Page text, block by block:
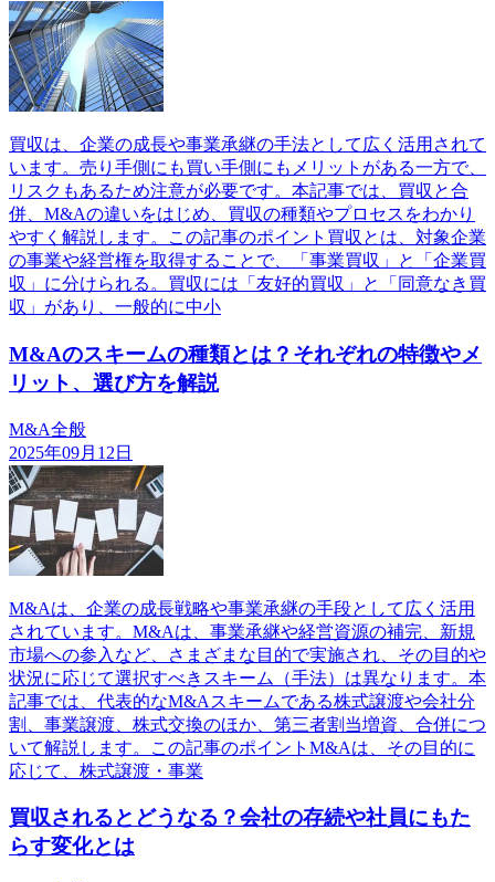
買収は、企業の成長や事業承継の手法として広く活用されて
います。売り手側にも買い手側にもメリットがある一方で、
リスクもあるため注意が必要です。本記事では、買収と合
併、M&Aの違いをはじめ、買収の種類やプロセスをわかり
やすく解説します。この記事のポイント買収とは、対象企業
の事業や経営権を取得することで、「事業買収」と「企業買
収」に分けられる。買収には「友好的買収」と「同意なき買
収」があり、一般的に中小
M&Aのスキームの種類とは？それぞれの特徴やメ
リット、選び方を解説
M&A全般
2025年09月12日
M&Aは、企業の成長戦略や事業承継の手段として広く活用
されています。M&Aは、事業承継や経営資源の補完、新規
市場への参入など、さまざまな目的で実施され、その目的や
状況に応じて選択すべきスキーム（手法）は異なります。本
記事では、代表的なM&Aスキームである株式譲渡や会社分
割、事業譲渡、株式交換のほか、第三者割当増資、合併につ
いて解説します。この記事のポイントM&Aは、その目的に
応じて、株式譲渡・事業
買収されるとどうなる？会社の存続や社員にもた
らす変化とは